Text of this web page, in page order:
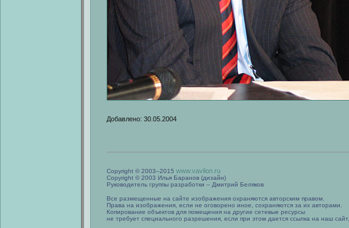
Добавлено: 30.05.2004
Copyright © 2003–2015 www.vavilon.ru
Copyright © 2003 Илья Баранов (дизайн)
Руководитель группы разработки – Дмитрий Беляков
Все размещенные на сайте изображения охраняются авторским правом.
Права на изображения, если не оговорено иное, сохраняются за их авторами.
Копирование объектов для помещения на другие сетевые ресурсы
не требует специального разрешения, если при этом дается ссылка на наш сайт.